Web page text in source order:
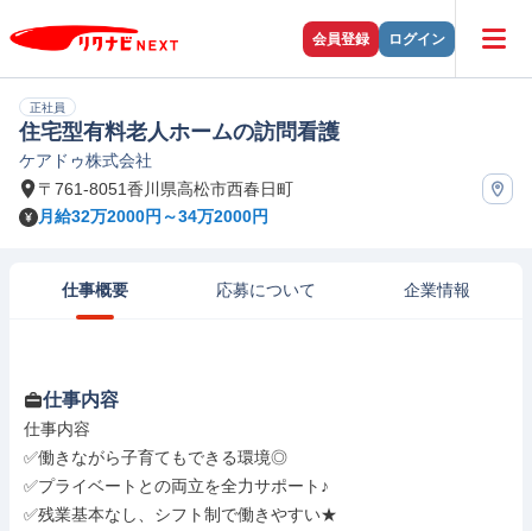
会員登録 ログイン
正社員
住宅型有料老人ホームの訪問看護
ケアドゥ株式会社
〒761-8051香川県高松市西春日町
月給32万2000円～34万2000円
仕事概要 応募について 企業情報
仕事内容
仕事内容
✅働きながら子育てもできる環境◎
✅プライベートとの両立を全力サポート♪
✅残業基本なし、シフト制で働きやすい★